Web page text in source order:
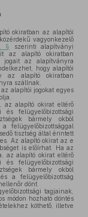
okiratban az alapítói
vagyonkezelő
§
szerinti alapítványi
az alapító okiratban
az alapítványra
hogy alapítói
az alapító okiratban
szállnak.
alapítói jogokat egyes
az alapító okirat eltérő
felügyelőbizottsági
bármely okból
felügyelőbizottsággal
tisztség által érintett
Az alapító okirat az e
is előírhat. Ha az
az alapító okirat eltérő
felügyelőbizottsági
bármely okból
a felügyelőbizottság
dönt.
tagjainak,
módon hozható döntés
köthető, illetve